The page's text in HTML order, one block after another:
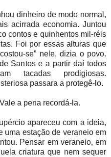
dinheiro de modo normal,
acirrada economia. Juntou
contos e quinhentos mil-réis
Foi por essas alturas que
se” nele, dizia o povo.
Santos e a partir daí todos
tacadas prodigiosas.
passara a protegê-lo.
a pena recordá-la.
apareceu com a ideia,
uma estação de veraneio em
Pensar em veraneio, em
criatura que nem sequer